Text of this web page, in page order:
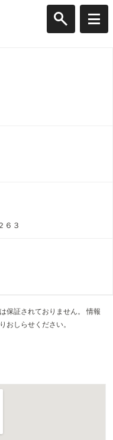
６３
保証されておりません。 情報
おしらせください。